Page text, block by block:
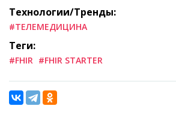
Технологии/Тренды:
#ТЕЛЕМЕДИЦИНА
Теги:
#FHIR #FHIR STARTER